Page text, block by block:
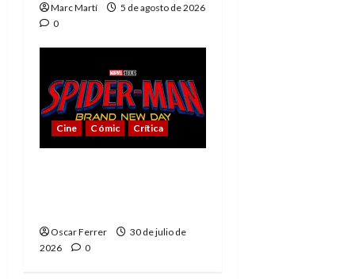
Marc Martí
5 de agosto de 2026
0
Cine Cómic Crítica
Oscar Ferrer
30 de julio de
2026
0